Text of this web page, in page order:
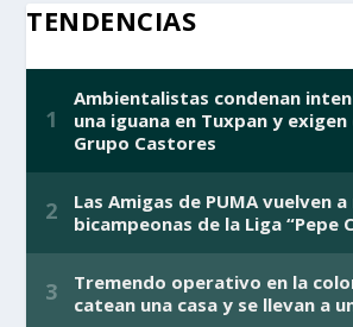
TENDENCIAS